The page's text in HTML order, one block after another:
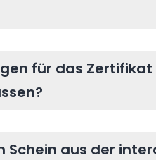
für das
Schein aus der